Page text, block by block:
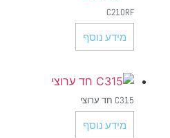
C210RF
מידע נוסף
C315 חד ערוצי
מידע נוסף